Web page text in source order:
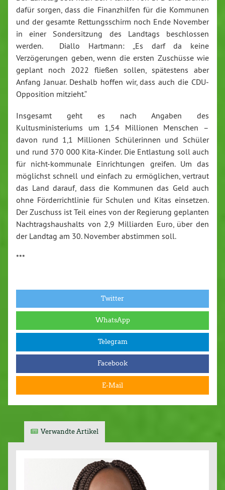
dafür sorgen, dass die Finanzhilfen für die Kommunen
und der gesamte Rettungsschirm noch Ende November
in einer Sondersitzung des Landtags beschlossen
werden. Diallo Hartmann: „Es darf da keine
Verzögerungen geben, wenn die ersten Zuschüsse wie
geplant noch 2022 fließen sollen, spätestens aber
Anfang Januar. Deshalb hoffen wir, dass auch die CDU-
Opposition mitzieht.“
Insgesamt geht es nach Angaben des
Kultusministeriums um 1,54 Millionen Menschen –
davon rund 1,1 Millionen Schülerinnen und Schüler
und rund 370 000 Kita-Kinder. Die Entlastung soll auch
für nicht-kommunale Einrichtungen greifen. Um das
möglichst schnell und einfach zu ermöglichen, vertraut
das Land darauf, dass die Kommunen das Geld auch
ohne Förderrichtlinie für Schulen und Kitas einsetzen.
Der Zuschuss ist Teil eines von der Regierung geplanten
Nachtragshaushalts von 2,9 Milliarden Euro, über den
der Landtag am 30. November abstimmen soll.
***
Twitter
WhatsApp
Telegram
Facebook
E-Mail
Verwandte Artikel